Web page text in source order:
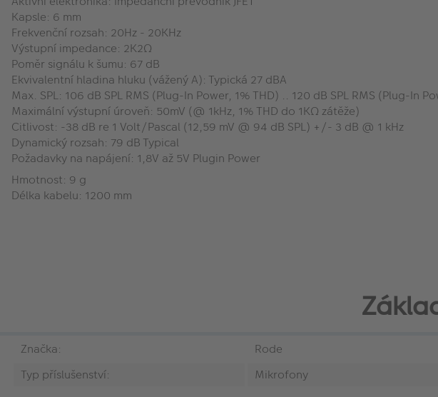
Kapsle: 6 mm
Frekvenční rozsah: 20Hz - 20KHz
Výstupní impedance: 2K2Ω
Poměr signálu k šumu: 67 dB
Ekvivalentní hladina hluku (vážený A): Typická 27 dBA
Max. SPL: 106 dB SPL RMS (Plug-In Power, 1% THD) .. 120 dB SPL RMS (Plug-In
Maximální výstupní úroveň: 50mV (@ 1kHz, 1% THD do 1KΩ zátěže)
Citlivost: -38 dB re 1 Volt/Pascal (12,59 mV @ 94 dB SPL) +/- 3 dB @ 1 kHz
Dynamický rozsah: 79 dB Typical
Požadavky na napájení: 1,8V až 5V Plugin Power
Hmotnost: 9 g
Délka kabelu: 1200 mm
Značka:
Rode
Typ příslušenství:
Mikrofony